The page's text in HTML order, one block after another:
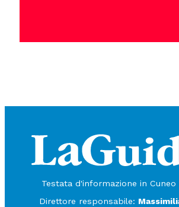
Testata d'informazione in Cuneo
Direttore responsabile: